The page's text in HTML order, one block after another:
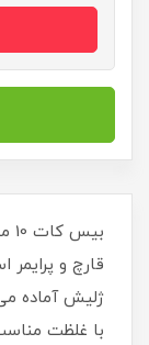
قارچ و
ژلیش آماده
با غلظت